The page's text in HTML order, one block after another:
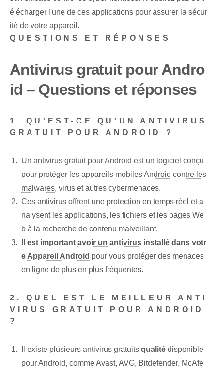
élécharger l'une de ces applications pour assurer la sécur
ité de votre appareil.
QUESTIONS ET RÉPONSES
Antivirus gratuit pour Andro
id – Questions et réponses
1. QU'EST-CE QU'UN ANTIVIRUS
GRATUIT POUR ANDROID ?
Un antivirus gratuit pour Android est un logiciel conçu
pour protéger les appareils mobilesAndroid contre les
malwares, virus et autres cybermenaces.
Ces antivirus offrent une protection en temps réel et a
nalysent les applications, les fichiers et les pages We
b à la recherche de contenu malveillant.
Il est important avoir un antivirus installé dans votr
e Appareil Android pour vous protéger des menaces
en ligne de plus en plus fréquentes.
2. QUEL EST LE MEILLEUR ANTI
VIRUS GRATUIT POUR ANDROID
?
Il existe plusieurs antivirus gratuits qualité disponible
pour Android, comme Avast, AVG, Bitdefender, McAfe